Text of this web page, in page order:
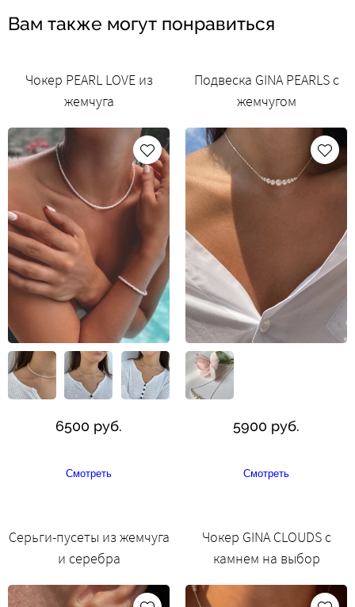
Вам также могут понравиться
Чокер PEARL LOVE из
жемчуга
6500 руб.
Смотреть
Подвеска GINA PEARLS с
жемчугом
5900 руб.
Смотреть
Серьги-пусеты из жемчуга
и серебра
Чокер GINA CLOUDS с
камнем на выбор